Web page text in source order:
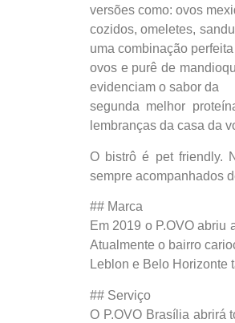
versões como: ovos
cozidos, omeletes,
uma combinação
ovos e purê de
evidenciam o sabor da
segunda melhor
lembranças da casa da
O bistrô é pet friendly.
sempre acompanhados
## Marca
Em 2019 o P.OVO abriu
Atualmente o bairro
Leblon e Belo Horizonte
## Serviço
O P.OVO Brasília abrirá